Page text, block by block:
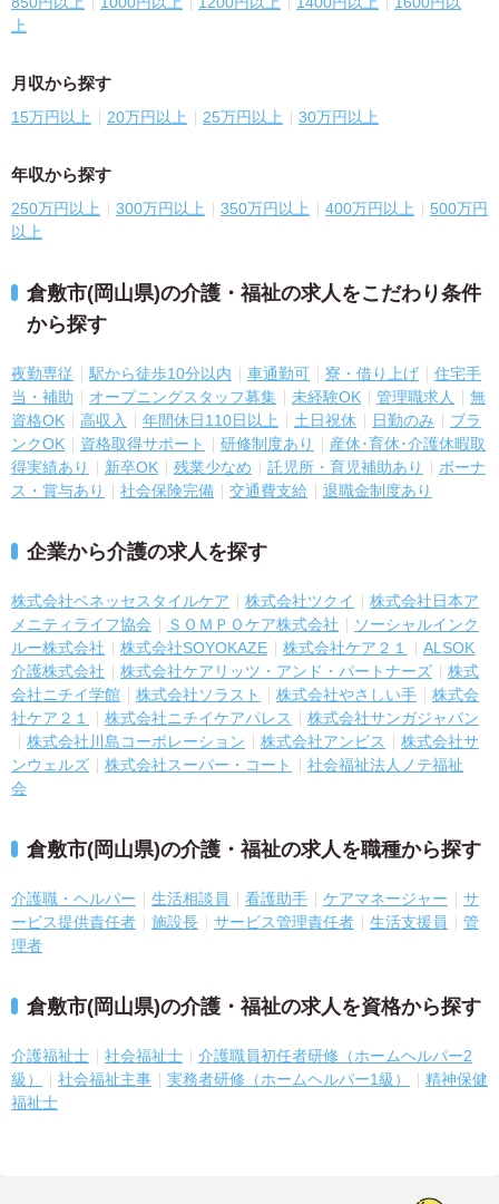
上
月収から探す
15万円以上 20万円以上 25万円以上 30万円以上
年収から探す
250万円以上 300万円以上 350万円以上 400万円以上
500万円
以上
倉敷市(岡山県)の介護・福祉の求人をこだわり条件
から探す
夜勤専従 駅から徒歩10分以内 車通勤可 寮・借り上げ
住宅手
当・補助
オープニングスタッフ募集 未経験OK 管理職求人
無
資格OK
高収入 年間休日110日以上 土日祝休 日勤のみ
ブラ
ンクOK
資格取得サポート 研修制度あり
産休･育休･介護休暇取
得実績あり
新卒OK 残業少なめ 託児所・育児補助あり
ボーナ
ス・賞与あり
社会保険完備 交通費支給 退職金制度あり
企業から介護の求人を探す
株式会社ベネッセスタイルケア 株式会社ツクイ
株式会社日本ア
メニティライフ協会
ＳＯＭＰＯケア株式会社
ソーシャルインク
ルー株式会社
株式会社SOYOKAZE 株式会社ケア２１
ALSOK
介護株式会社
株式会社ケアリッツ・アンド・パートナーズ
株式
会社ニチイ学館
株式会社ソラスト 株式会社やさしい手
株式会
社ケア２１
株式会社ニチイケアパレス
株式会社サンガジャパン
株式会社川島コーポレーション
株式会社アンビス
株式会社サ
ンウェルズ
株式会社スーパー・コート
社会福祉法人ノテ福祉
会
倉敷市(岡山県)の介護・福祉の求人を職種から探す
介護職・ヘルパー 生活相談員 看護助手 ケアマネージャー
サ
ービス提供責任者
施設長 サービス管理責任者 生活支援員
管
理者
倉敷市(岡山県)の介護・福祉の求人を資格から探す
介護福祉士 社会福祉士
介護職員初任者研修（ホームヘルパー2
級）
社会福祉主事 実務者研修（ホームヘルパー1級）
精神保健
福祉士